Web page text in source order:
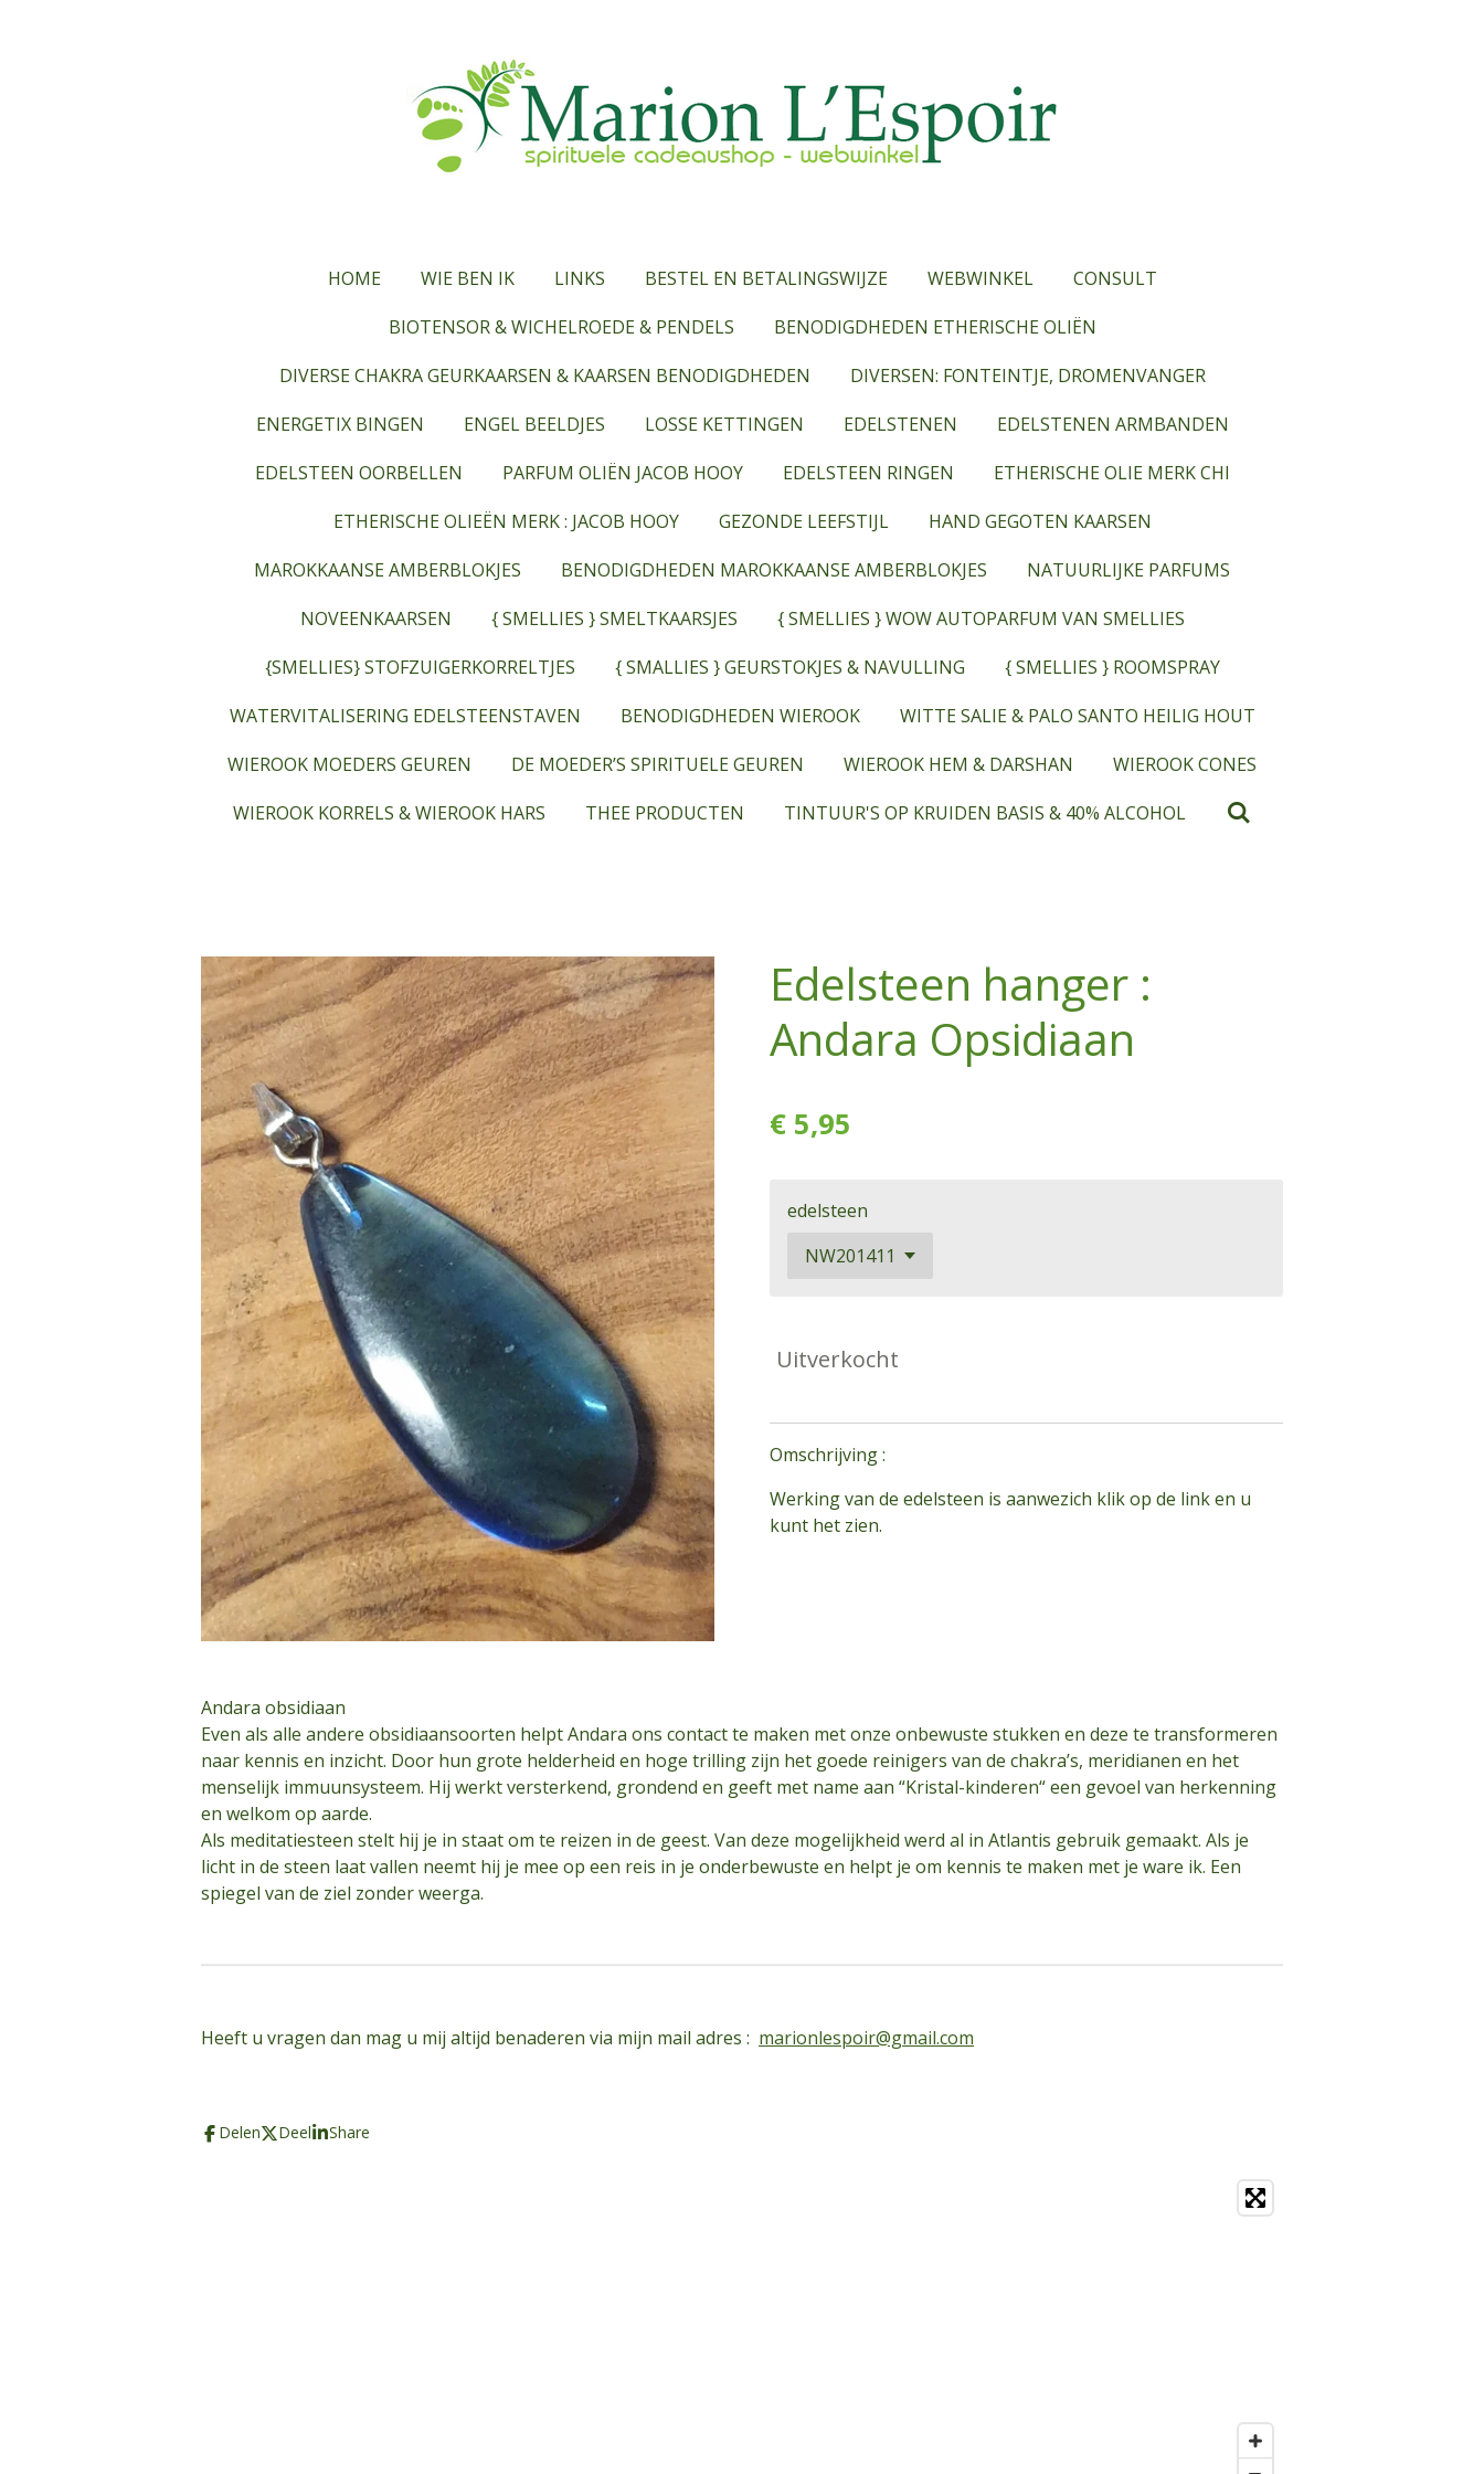
HOME WIE BEN IK LINKS BESTEL EN BETALINGSWIJZE WEBWINKEL
CONSULT
BIOTENSOR & WICHELROEDE & PENDELS
BENODIGDHEDEN ETHERISCHE OLIËN
DIVERSE CHAKRA GEURKAARSEN & KAARSEN BENODIGDHEDEN
DIVERSEN: FONTEINTJE, DROMENVANGER
ENERGETIX BINGEN
ENGEL BEELDJES LOSSE KETTINGEN EDELSTENEN
EDELSTENEN ARMBANDEN
EDELSTEEN OORBELLEN
PARFUM OLIËN JACOB HOOY EDELSTEEN RINGEN
ETHERISCHE OLIE MERK CHI
ETHERISCHE OLIEËN MERK : JACOB HOOY
GEZONDE LEEFSTIJL
HAND GEGOTEN KAARSEN
MAROKKAANSE AMBERBLOKJES
BENODIGDHEDEN MAROKKAANSE AMBERBLOKJES
NATUURLIJKE PARFUMS
NOVEENKAARSEN
{ SMELLIES } SMELTKAARSJES
{ SMELLIES } WOW AUTOPARFUM VAN SMELLIES
{SMELLIES} STOFZUIGERKORRELTJES
{ SMALLIES } GEURSTOKJES & NAVULLING
{ SMELLIES } ROOMSPRAY
WATERVITALISERING EDELSTEENSTAVEN
BENODIGDHEDEN WIEROOK
WITTE SALIE & PALO SANTO HEILIG HOUT
WIEROOK MOEDERS GEUREN
DE MOEDER’S SPIRITUELE GEUREN WIEROOK HEM & DARSHAN
WIEROOK CONES
WIEROOK KORRELS & WIEROOK HARS
THEE PRODUCTEN TINTUUR'S OP KRUIDEN BASIS & 40% ALCOHOL
Edelsteen hanger :
Andara Opsidiaan
€ 5,95
edelsteen
Uitverkocht
Omschrijving :
Werking van de edelsteen is aanwezich klik op de link en u
kunt het zien.
Andara obsidiaan
Even als alle andere obsidiaansoorten helpt Andara ons contact te maken met onze onbewuste stukken en deze te transformeren
naar kennis en inzicht. Door hun grote helderheid en hoge trilling zijn het goede reinigers van de chakra’s, meridianen en het
menselijk immuunsysteem. Hij werkt versterkend, grondend en geeft met name aan “Kristal-kinderen“ een gevoel van herkenning
en welkom op aarde.
Als meditatiesteen stelt hij je in staat om te reizen in de geest. Van deze mogelijkheid werd al in Atlantis gebruik gemaakt. Als je
licht in de steen laat vallen neemt hij je mee op een reis in je onderbewuste en helpt je om kennis te maken met je ware ik. Een
spiegel van de ziel zonder weerga.
Heeft u vragen dan mag u mij altijd benaderen via mijn mail adres : marionlespoir@gmail.com
Delen Deel Share